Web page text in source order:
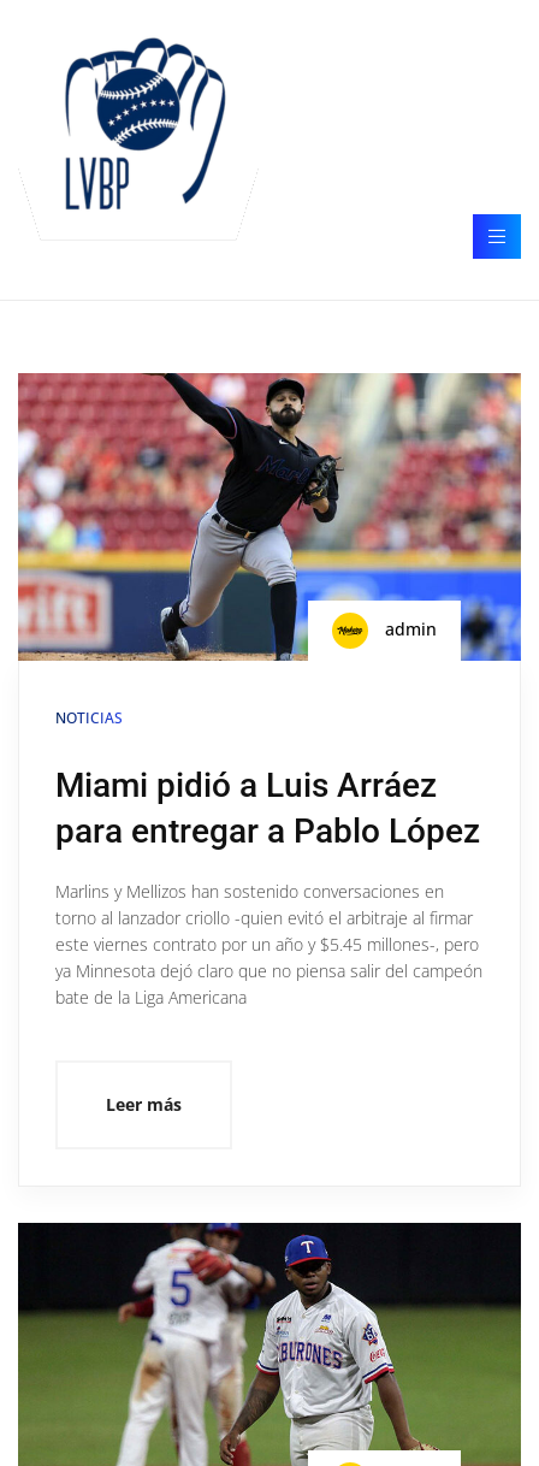
admin
NOTICIAS
Miami pidió a Luis Arráez
para entregar a Pablo López
Marlins y Mellizos han sostenido conversaciones en
torno al lanzador criollo -quien evitó el arbitraje al firmar
este viernes contrato por un año y $5.45 millones-, pero
ya Minnesota dejó claro que no piensa salir del campeón
bate de la Liga Americana
Leer más